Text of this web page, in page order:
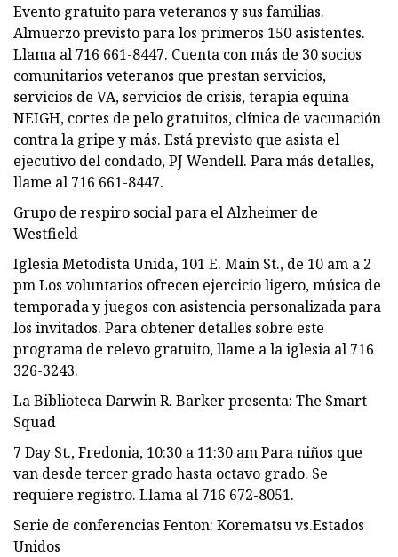
Evento gratuito para veteranos y sus familias.
Almuerzo previsto para los primeros 150 asistentes.
Llama al 716 661-8447. Cuenta con más de 30 socios
comunitarios veteranos que prestan servicios,
servicios de VA, servicios de crisis, terapia equina
NEIGH, cortes de pelo gratuitos, clínica de vacunación
contra la gripe y más. Está previsto que asista el
ejecutivo del condado, PJ Wendell. Para más detalles,
llame al 716 661-8447.
Grupo de respiro social para el Alzheimer de
Westfield
Iglesia Metodista Unida, 101 E. Main St., de 10 am a 2
pm Los voluntarios ofrecen ejercicio ligero, música de
temporada y juegos con asistencia personalizada para
los invitados. Para obtener detalles sobre este
programa de relevo gratuito, llame a la iglesia al 716
326-3243.
La Biblioteca Darwin R. Barker presenta: The Smart
Squad
7 Day St., Fredonia, 10:30 a 11:30 am Para niños que
van desde tercer grado hasta octavo grado. Se
requiere registro. Llama al 716 672-8051.
Serie de conferencias Fenton: Korematsu vs.Estados
Unidos